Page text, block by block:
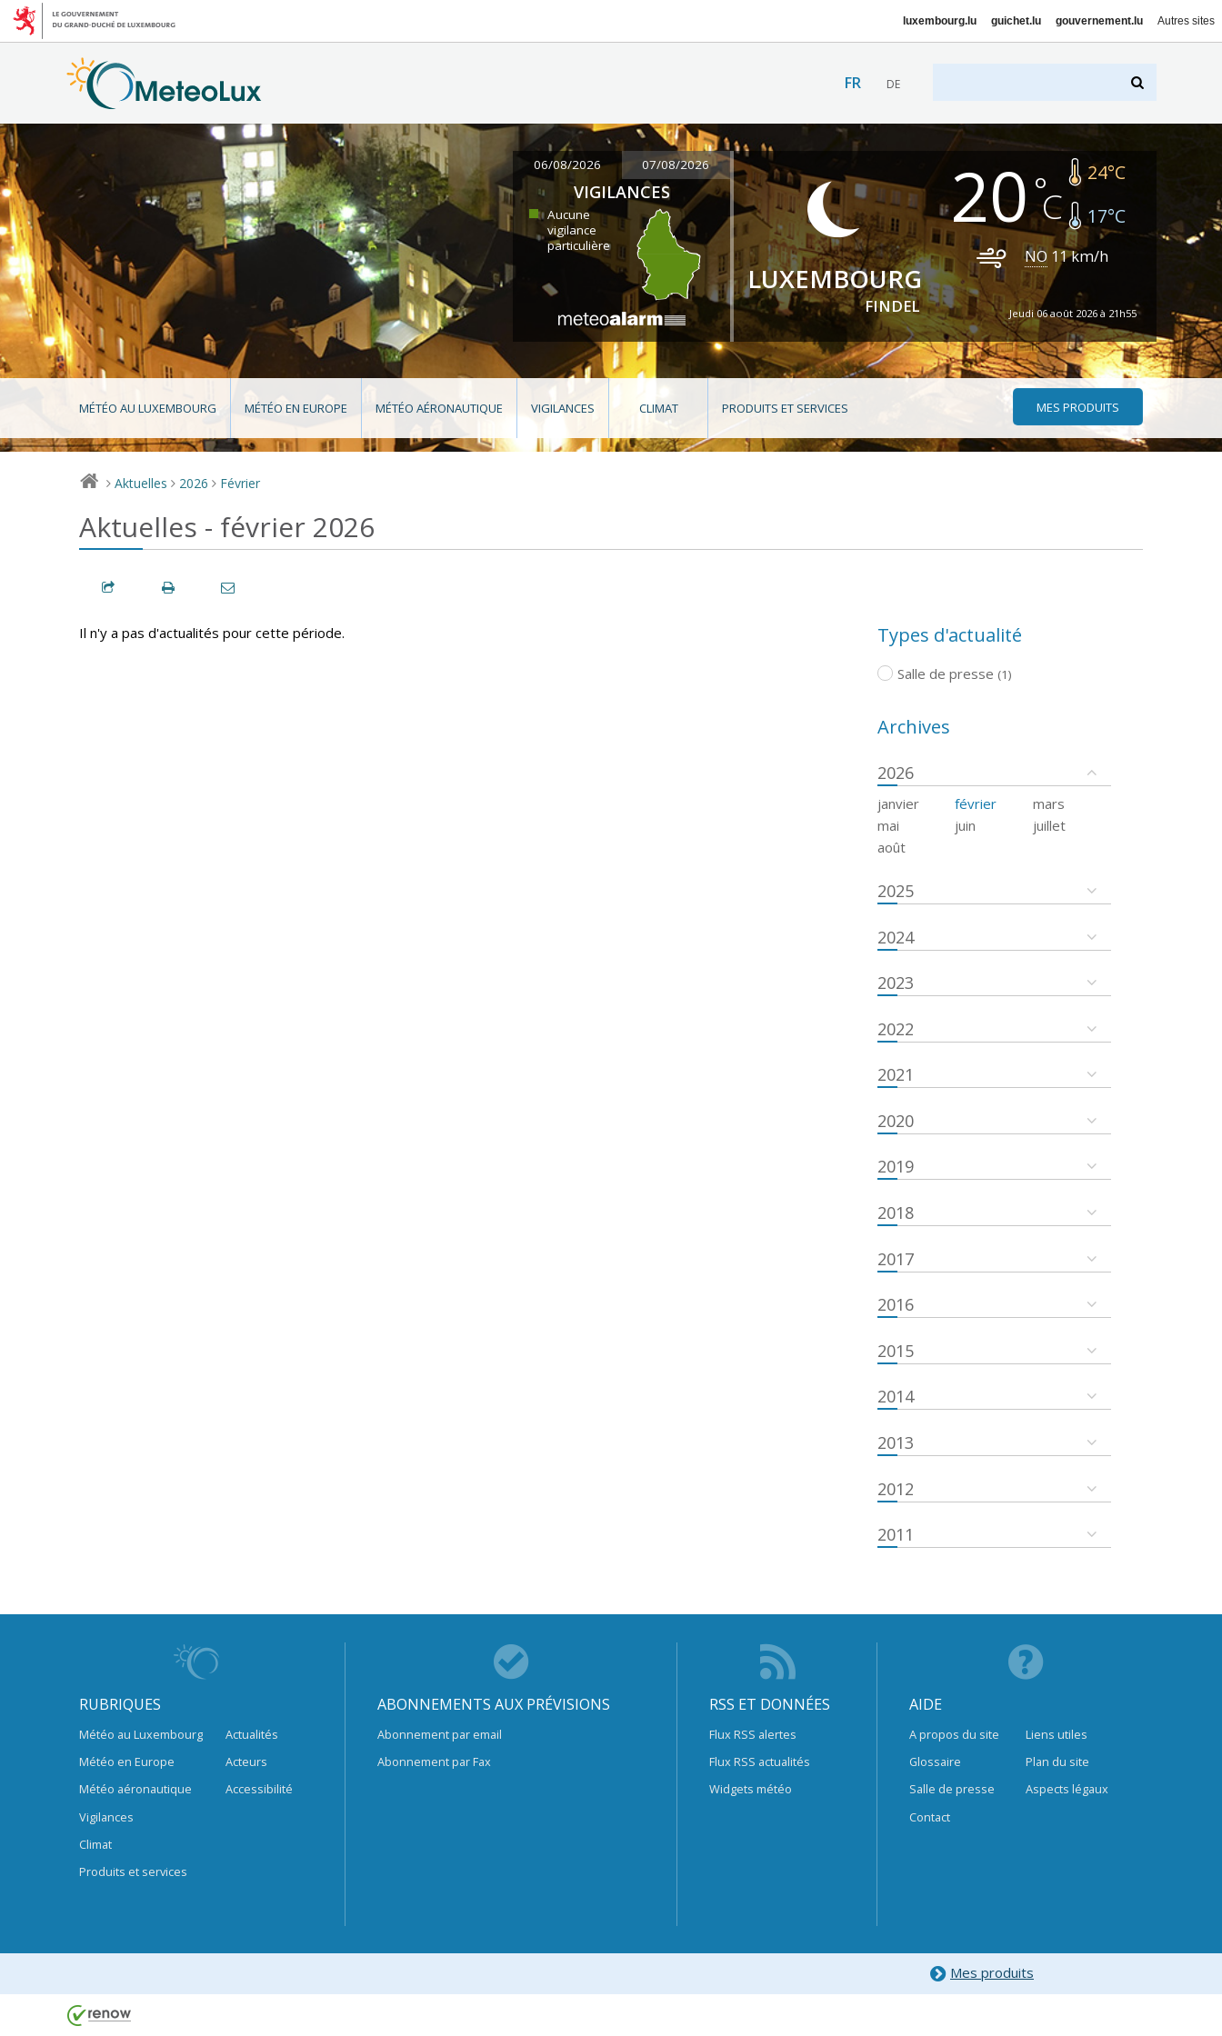
luxembourg.lu guichet.lu gouvernement.lu Autres sites
FR DE
06/08/2026 07/08/2026
VIGILANCES
Aucune
vigilance
particulière
LUXEMBOURG
FINDEL
20 24°C
17°C
NO 11km/h
Jeudi 06 août 2026 à 21h55
MÉTÉO AU LUXEMBOURG MÉTÉO EN EUROPE MÉTÉO AÉRONAUTIQUE VIGILANCES CLIMAT PRODUITS ET SERVICES MES PRODUITS
> Aktuelles > 2026 > Février
Aktuelles - février 2026
Il n'y a pas d'actualités pour cette période. Types d'actualité
Salle de presse (1)
Archives
2026
janvier février
mars
mai
juin
juillet
août
2025
2024
2023
2022
2021
2020
2019
2018
2017
2016
2015
2014
2013
2012
2011
RUBRIQUES
Météo au Luxembourg
Météo en Europe
Météo aéronautique
Vigilances
Climat
Produits et services
Actualités
Acteurs
Accessibilité
ABONNEMENTS AUX PRÉVISIONS
Abonnement par email
Abonnement par Fax
RSS ET DONNÉES
Flux RSS alertes
Flux RSS actualités
Widgets météo
AIDE
A propos du site
Glossaire
Salle de presse
Contact
Liens utiles
Plan du site
Aspects légaux
Mes produits